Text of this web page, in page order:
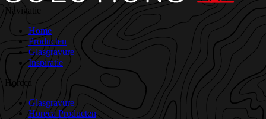
Navigatie
Home
Producten
Glasgravure
Inspiratie
Horeca
Glasgravure
Horeca Producten